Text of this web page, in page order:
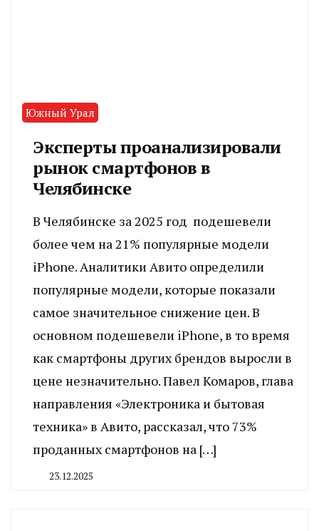
Южный Урал
Эксперты проанализировали
рынок смартфонов в
Челябинске
В Челябинске за 2025 год подешевели
более чем на 21% популярные модели
iPhone. Аналитики Авито определили
популярные модели, которые показали
самое значительное снижение цен. В
основном подешевели iPhone, в то время
как смартфоны других брендов выросли в
цене незначительно. Павел Комаров, глава
направления «Электроника и бытовая
техника» в Авито, рассказал, что 73%
проданных смартфонов на […]
23.12.2025